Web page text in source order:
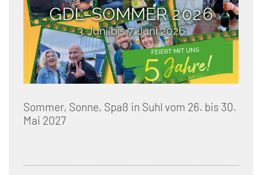
Sommer, Sonne, Spaß in Suhl vom 26. bis 30.
Mai 2027